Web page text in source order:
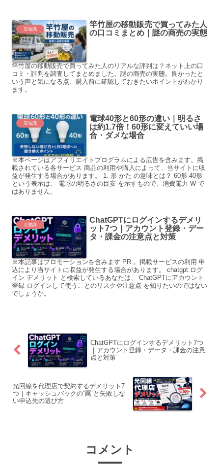
豆知識
竿竹屋の移動販売で買ってみた人
の口コミまとめ｜謎の商売の実態
竿竹屋の移動販売で買ってみた人のリアルな評判は？ネット上の口
コミ・評判を調査してまとめました。謎の商売の実態。良かったと
いう声と気になる点、購入前に確認しておきたいポイントがわかり
ます。
豆知識
電球40形と60形の違い｜明るさ
は約1.7倍！60形に変えていい場
合・ダメな場合
※本ページはアフィリエイトプログラムによる広告を含みます。掲
載されている各サービス 商品の利用や購入によって、当サイトに収
益が発生する場合があります。 1. 形 かた の意味とは？ 60形 40形
という表示は、 電球の明るさの目安 を示すもので、消費電力 W で
はありません。
豆知識
ChatGPTにログインするデメリ
ット7つ｜アカウント登録・デー
タ・課金の注意点と対策
※本記事はプロモーションを含みます PR 。掲載サービスの利用 申
込により当サイトに収益が発生する場合があります。 chatgpt ログ
イン デメリット と検索しているあなたは、 ChatGPTにアカウント
登録 ログインして使うことのリスクや注意点 を知りたいのではない
でしょうか。
ChatGPTにログインするデメリット7つ
｜アカウント登録・データ・課金の注意
点と対策
光回線を代理店で契約するデメリット7
つ｜キャッシュバックの”罠”と失敗しな
い申込先の選び方
コメント